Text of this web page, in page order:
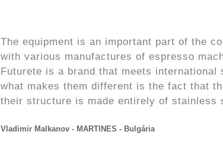
The equipment is an important part of the
with various manufactures of espresso
Futurete is a brand that meets
what makes them different is the fact that
their structure is made entirely of stainless
Vladimir Malkanov - MARTINES - Bulgária